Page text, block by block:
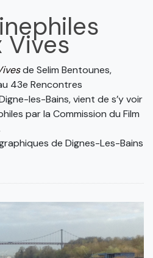
Vives
de Selim Bentounes,
43e Rencontres
les-Bains, vient de s’y voir
par la Commission du Film
de Dignes-Les-Bains